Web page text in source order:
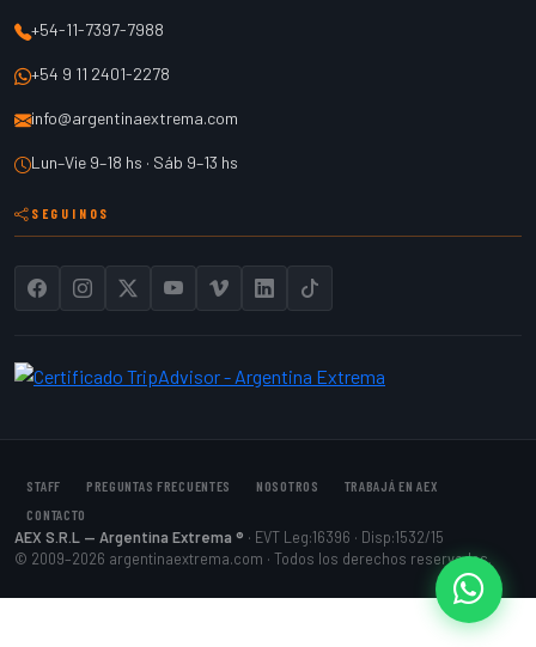
+54-11-7397-7988
+54 9 11 2401-2278
info@argentinaextrema.com
Lun–Vie 9–18 hs · Sáb 9–13 hs
SEGUINOS
STAFF PREGUNTAS FRECUENTES NOSOTROS
TRABAJÁ EN AEX
CONTACTO
AEX S.R.L — Argentina Extrema ® · EVT Leg:16396 · Disp:1532/15
© 2009–2026 argentinaextrema.com · Todos los derechos reservados.